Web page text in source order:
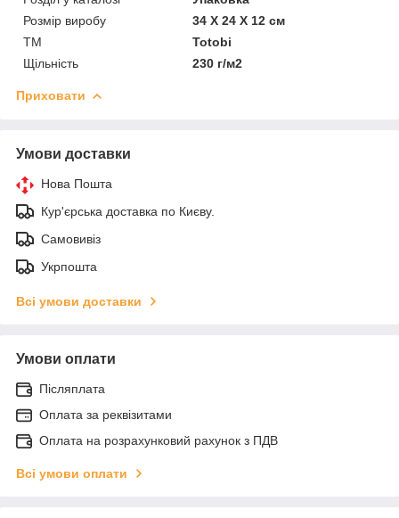
Розмір виробу
34 Х 24 Х 12 см
ТМ
Totobi
Щільність
230 г/м2
Приховати
Умови доставки
Нова Пошта
Кур'єрська доставка по Києву.
Самовивіз
Укрпошта
Всі умови доставки
Умови оплати
Післяплата
Оплата за реквізитами
Оплата на розрахунковий рахунок з ПДВ
Всі умови оплати